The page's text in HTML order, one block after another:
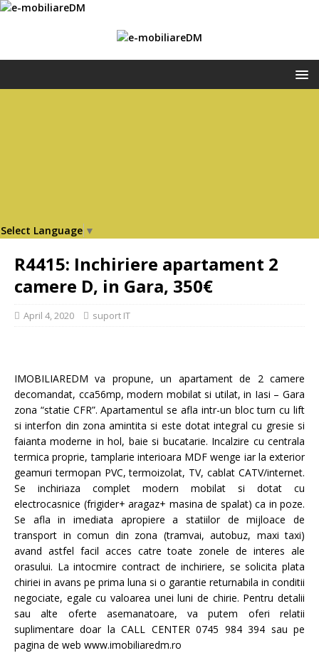
Select Language ▼
R4415: Inchiriere apartament 2
camere D, in Gara, 350€
April 4, 2020 suport IT
IMOBILIAREDM va propune, un apartament de 2 camere
decomandat, cca56mp, modern mobilat si utilat, in Iasi – Gara
zona “statie CFR”. Apartamentul se afla intr-un bloc turn cu lift
si interfon din zona amintita si este dotat integral cu gresie si
faianta moderne in hol, baie si bucatarie. Incalzire cu centrala
termica proprie, tamplarie interioara MDF wenge iar la exterior
geamuri termopan PVC, termoizolat, TV, cablat CATV/internet.
Se inchiriaza complet modern mobilat si dotat cu
electrocasnice (frigider+ aragaz+ masina de spalat) ca in poze.
Se afla in imediata apropiere a statiilor de mijloace de
transport in comun din zona (tramvai, autobuz, maxi taxi)
avand astfel facil acces catre toate zonele de interes ale
orasului. La intocmire contract de inchiriere, se solicita plata
chiriei in avans pe prima luna si o garantie returnabila in conditii
negociate, egale cu valoarea unei luni de chirie. Pentru detalii
sau alte oferte asemanatoare, va putem oferi relatii
suplimentare doar la CALL CENTER 0745 984 394 sau pe
pagina de web www.imobiliaredm.ro